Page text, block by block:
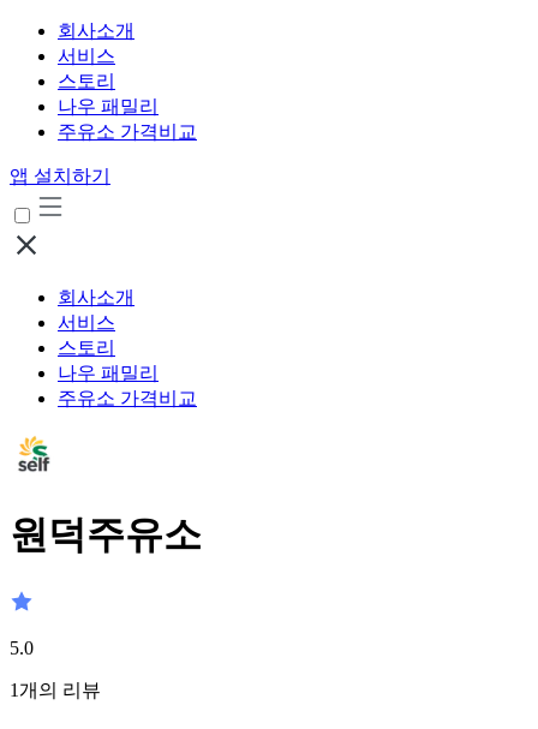
회사소개
서비스
스토리
나우 패밀리
주유소 가격비교
앱 설치하기
회사소개
서비스
스토리
나우 패밀리
주유소 가격비교
원덕주유소
5.0
1개의 리뷰